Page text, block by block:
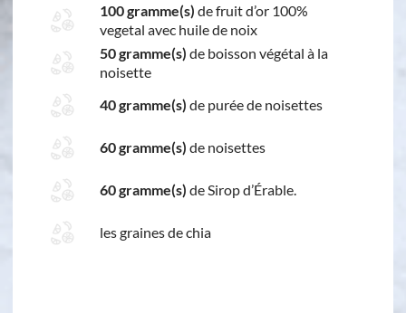
100 gramme(s) de fruit d’or 100%
vegetal avec huile de noix
50 gramme(s) de boisson végétal à la
noisette
40 gramme(s) de purée de noisettes
60 gramme(s) de noisettes
60 gramme(s) de Sirop d’Érable.
les graines de chia